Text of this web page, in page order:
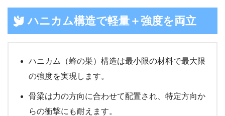
ハニカム構造で軽量＋強度を両立
ハニカム（蜂の巣）構造は最小限の材料で最大限
の強度を実現します。
骨梁は力の方向に合わせて配置され、特定方向か
らの衝撃にも耐えます。